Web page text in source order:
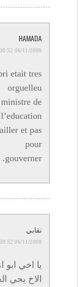
HAMADA
06/11/2008 AT 00:52
etait tres
orguelleu
de
l’education.
et pas
pour
gouverner.
نقابي
06/11/2008 AT 00:52
يا اخي
الاخ يحي